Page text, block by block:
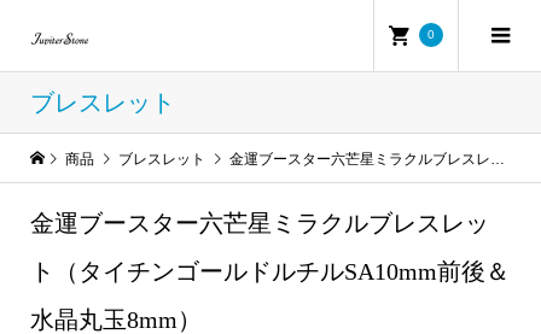
0
ブレスレット
商品 ブレスレット 金運ブースター六芒星ミラクルブレスレット（タイチンゴールドルチルSA10mm前後＆水晶丸玉8mm）
金運ブースター六芒星ミラクルブレスレッ
ト（タイチンゴールドルチルSA10mm前後＆
水晶丸玉8mm）